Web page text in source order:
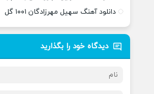
دانلود آهنگ سهیل مهرزادگان ۱۰۰۱ گل
دیدگاه خود را بگذارید